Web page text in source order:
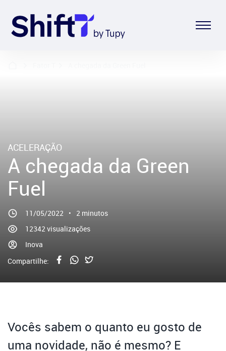
ACELERAÇÃO
A chegada da Green
Fuel
11/05/2022 •
2 minutos
12342 visualizações
Inova
Compartilhe:
Vocês sabem o quanto eu gosto de
uma novidade, não é mesmo? E